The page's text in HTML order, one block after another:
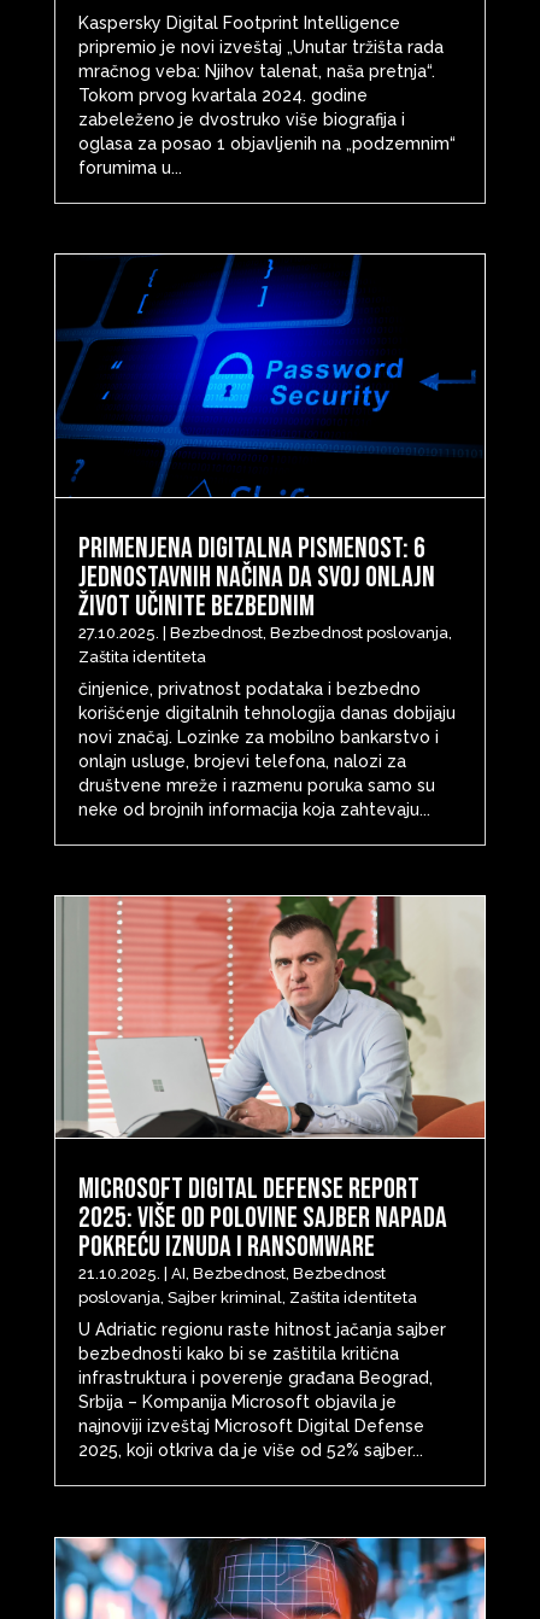
Kaspersky Digital Footprint Intelligence
pripremio je novi izveštaj „Unutar tržišta rada
mračnog veba: Njihov talenat, naša pretnja“.
Tokom prvog kvartala 2024. godine
zabeleženo je dvostruko više biografija i
oglasa za posao 1 objavljenih na „podzemnim“
forumima u...
Primenjena digitalna pismenost: 6
jednostavnih načina da svoj onlajn
život učinite bezbednim
27.10.2025. Bezbednost, Bezbednost poslovanja
Zaštita identiteta
činjenice, privatnost podataka i bezbedno
korišćenje digitalnih tehnologija danas dobijaju
novi značaj. Lozinke za mobilno bankarstvo i
onlajn usluge, brojevi telefona, nalozi za
društvene mreže i razmenu poruka samo su
neke od brojnih informacija koja zahtevaju...
Microsoft Digital Defense Report
2025: Više od polovine sajber napada
pokreću iznuda i ransomware
21.10.2025. AI, Bezbednost, Bezbednost
poslovanja, Sajber kriminal, Zaštita identiteta
U Adriatic regionu raste hitnost jačanja sajber
bezbednosti kako bi se zaštitila kritična
infrastruktura i poverenje građana Beograd,
Srbija – Kompanija Microsoft objavila je
najnoviji izveštaj Microsoft Digital Defense
2025, koji otkriva da je više od 52% sajber...